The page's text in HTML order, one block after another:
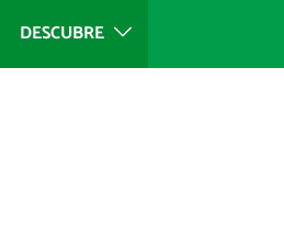
DESCUBRE